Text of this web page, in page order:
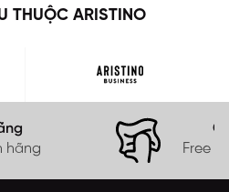
THUỘC ARISTINO
hãng
Free